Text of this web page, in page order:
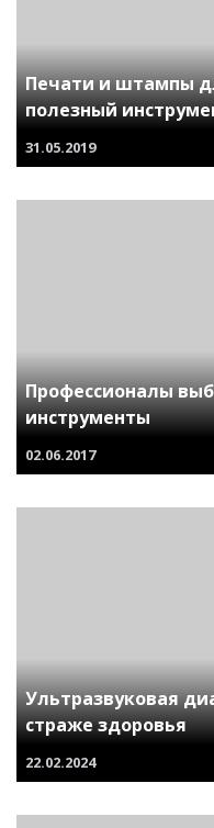
Печати и штампы
полезный
31.05.2019
Профессионалы
инструменты
02.06.2017
Ультразвуковая
страже здоровья
22.02.2024